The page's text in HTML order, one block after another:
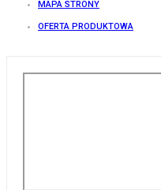
MAPA STRONY
OFERTA PRODUKTOWA